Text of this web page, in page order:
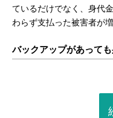
ているだけでなく、身代
わらず支払った被害者が
バックアップがあって